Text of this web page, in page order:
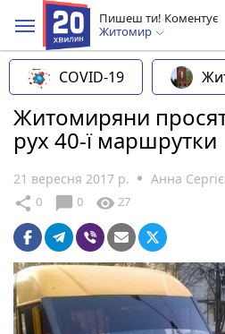
Пишеш ти! Коментує
Житомир
COVID-19
Житомиряни
рух 40-ї маршрутки
21 вересня 2017 р. Анна
share 0 chat_bubble 0 visibility 27